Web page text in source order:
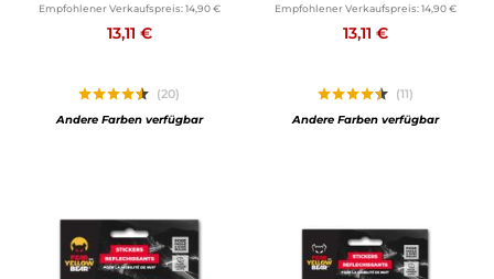
Empfohlener Verkaufspreis: 14,90 €
13,11 €
(20)
Andere Farben verfügbar
Empfohlener Verkaufspreis: 14,90 €
13,11 €
(11)
Andere Farben verfügbar